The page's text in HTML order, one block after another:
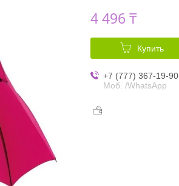
4 496 ₸
Купить
+7 (777) 367-19-90
Моб. /WhatsApp